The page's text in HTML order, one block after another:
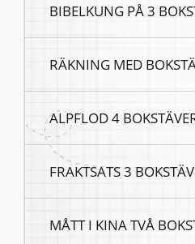
BIBELKUNG PÅ 3
RÄKNING MED
ALPFLOD 4
FRAKTSATS 3
MÅTT I KINA TVÅ